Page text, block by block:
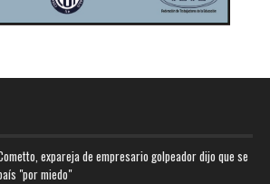
expareja de empresario golpeador dijo que se
"por miedo"